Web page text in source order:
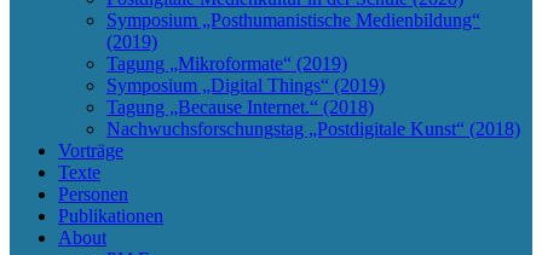
Symposium „Posthumanistische Medienbildung“
(2019)
Tagung „Mikroformate“ (2019)
Symposium „Digital Things“ (2019)
Tagung „Because Internet.“ (2018)
Nachwuchsforschungstag „Postdigitale Kunst“ (2018)
Vorträge
Texte
Personen
Publikationen
About